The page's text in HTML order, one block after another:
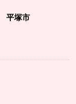
平塚市